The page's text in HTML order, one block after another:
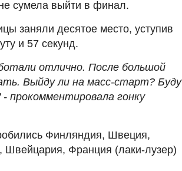
сумела выйти в финал.
заняли десятое место, уступив
и 57 секунд.
отлично. После большой
Выйду ли на масс-старт? Буду
прокомментировала гонку
Финляндия, Швеция,
Франция (лаки-лузер)